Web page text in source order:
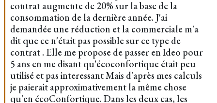
contrat augmente de 20% sur la base de la
consommation de la dernière année. J'ai
demandée une réduction et la commerciale m'a
dit que ce n'était pas possible sur ce type de
contrat . Elle me propose de passer en Ideo pour
5 ans en me disant qu'écoconfortique était peu
utilisé et pas interessant Mais d'après mes calculs
je paierait approximativement la même chose
qu'en écoConfortique. Dans les deux cas, les